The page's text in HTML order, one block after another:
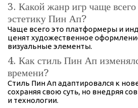
3. Какой жанр игр чаще всего
эстетику Пин Ап?
Чаще всего это платформеры и
ценят художественное
визуальные элементы.
4. Как стиль Пин Ап
времени?
Стиль Пин Ап адаптировался к
сохраняя свою суть, но внедряя
и технологии.